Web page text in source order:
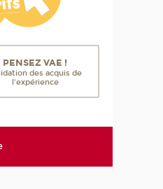
PENSEZ VAE !
des acquis de
l'expérience